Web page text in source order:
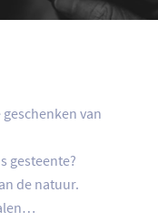
van
gesteente?
de natuur.